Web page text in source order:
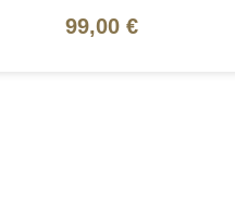
99,00 €